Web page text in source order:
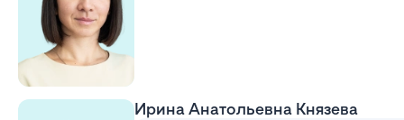
Ирина Анатольевна Князева